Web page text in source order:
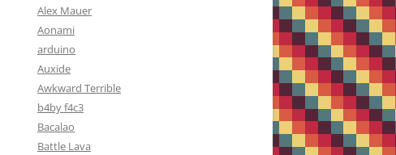
Alex Mauer
Aonami
arduino
Auxide
Awkward Terrible
b4by f4c3
Bacalao
Battle Lava